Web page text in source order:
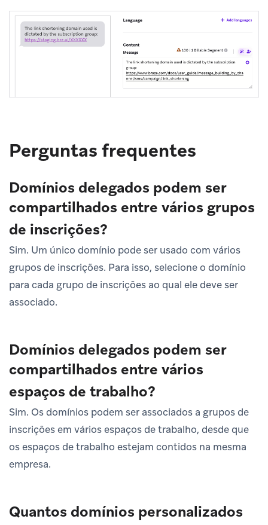
Perguntas frequentes
Domínios delegados podem ser
compartilhados entre vários grupos
de inscrições?
Sim. Um único domínio pode ser usado com vários
grupos de inscrições. Para isso, selecione o domínio
para cada grupo de inscrições ao qual ele deve ser
associado.
Domínios delegados podem ser
compartilhados entre vários
espaços de trabalho?
Sim. Os domínios podem ser associados a grupos de
inscrições em vários espaços de trabalho, desde que
os espaços de trabalho estejam contidos na mesma
empresa.
Quantos domínios personalizados